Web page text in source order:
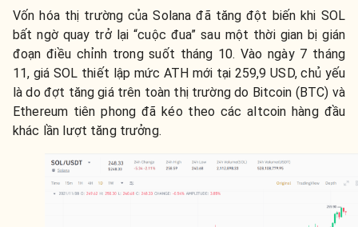
Vốn hóa thị trường của Solana đã tăng đột biến khi SOL
bất ngờ quay trở lại “cuộc đua” sau một thời gian bị gián
đoạn điều chỉnh trong suốt tháng 10. Vào ngày 7 tháng
11, giá SOL thiết lập mức ATH mới tại 259,9 USD, chủ yếu
là do đợt tăng giá trên toàn thị trường do Bitcoin (BTC) và
Ethereum tiên phong đã kéo theo ​​các altcoin hàng đầu
khác lần lượt tăng trưởng.